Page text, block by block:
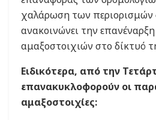
χαλάρωση των περιορισμών
ανακοινώνει την
αμαξοστοιχιών στο δίκτυό
Ειδικότερα, από την
επανακυκλοφορούν οι
αμαξοστοιχίες: